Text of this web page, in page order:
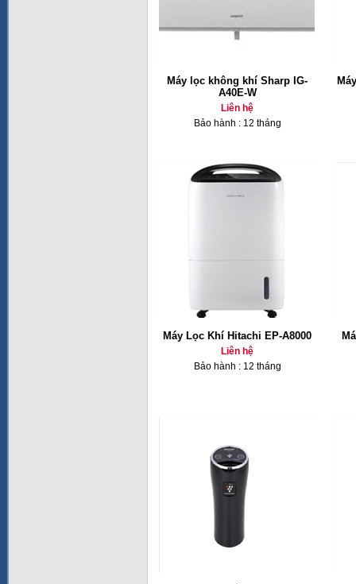
Máy lọc không khí Sharp IG-
A40E-W
Liên hệ
Bảo hành : 12 tháng
Máy Lọc Khí Hitachi EP-A8000
Liên hệ
Bảo hành : 12 tháng